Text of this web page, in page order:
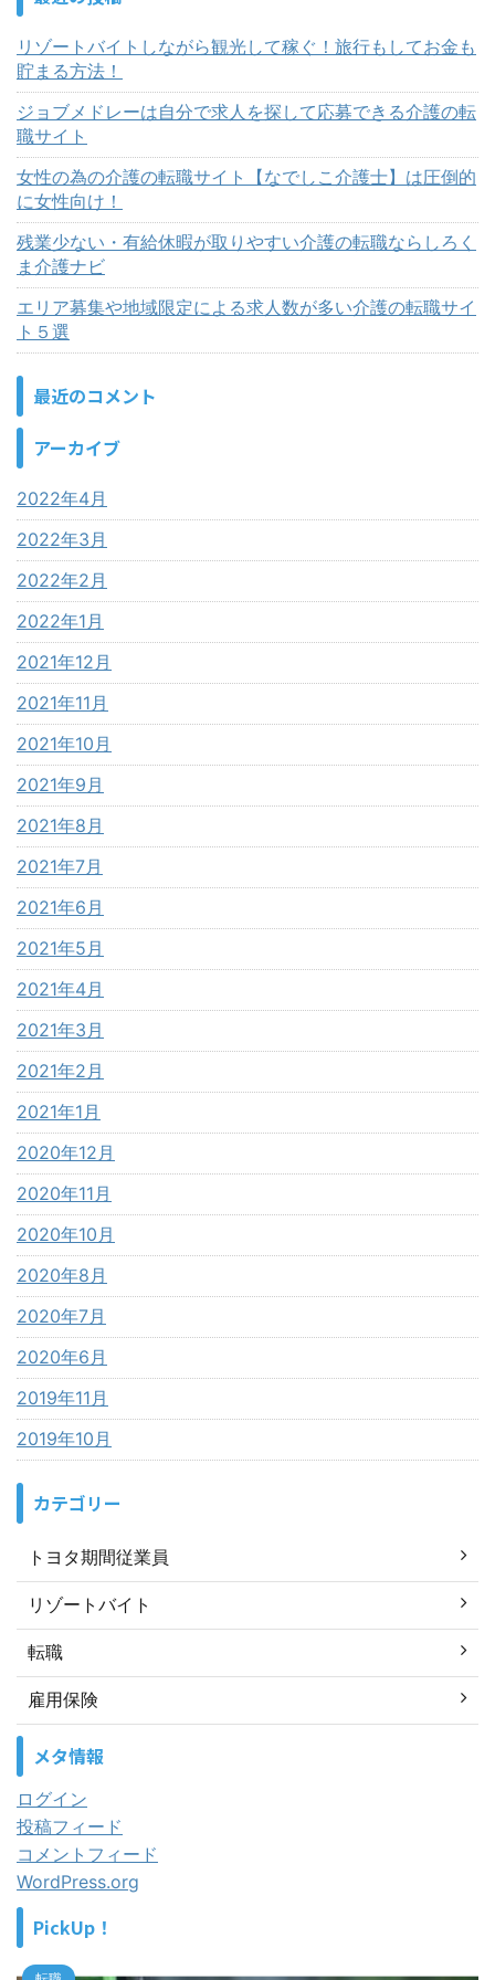
リゾートバイトしながら観光して稼ぐ！旅行もしてお金も
貯まる方法！
ジョブメドレーは自分で求人を探して応募できる介護の転
職サイト
女性の為の介護の転職サイト【なでしこ介護士】は圧倒的
に女性向け！
残業少ない・有給休暇が取りやすい介護の転職ならしろく
ま介護ナビ
エリア募集や地域限定による求人数が多い介護の転職サイ
ト５選
最近のコメント
アーカイブ
2022年4月
2022年3月
2022年2月
2022年1月
2021年12月
2021年11月
2021年10月
2021年9月
2021年8月
2021年7月
2021年6月
2021年5月
2021年4月
2021年3月
2021年2月
2021年1月
2020年12月
2020年11月
2020年10月
2020年8月
2020年7月
2020年6月
2019年11月
2019年10月
カテゴリー
トヨタ期間従業員
リゾートバイト
転職
雇用保険
メタ情報
ログイン
投稿フィード
コメントフィード
WordPress.org
PickUp！